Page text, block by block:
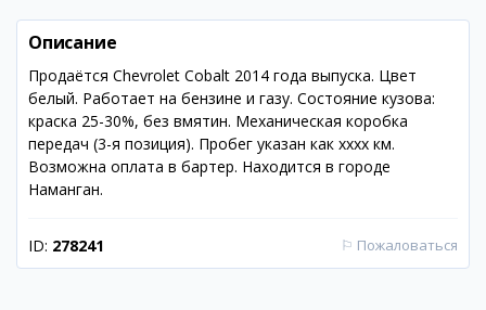
Описание
Продаётся Chevrolet Cobalt 2014 года выпуска. Цвет
белый. Работает на бензине и газу. Состояние кузова:
краска 25-30%, без вмятин. Механическая коробка
передач (3-я позиция). Пробег указан как xxxx км.
Возможна оплата в бартер. Находится в городе
Наманган.
ID: 278241 ⚐ Пожаловаться